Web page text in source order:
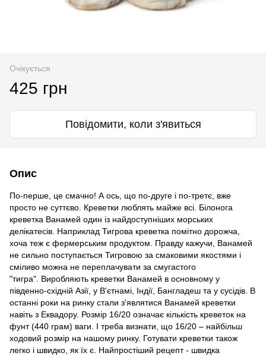
Очікується
425 грн
Повідомити, коли з'явиться
Опис
По-перше, це смачно! А ось, що по-друге і по-третє, вже
просто не суттєво. Креветки люблять майже всі. Білонога
креветка Ванамей один із найдоступніших морських
делікатесів. Наприклад Тигрова креветка помітно дорожча,
хоча теж є фермерським продуктом. Правду кажучи, Ванамей
не сильно поступається Тигровою за смаковими якостями і
сміливо можна не переплачувати за смугастого
"тигра". Виробляють креветки Ванамей в основному у
південно-східній Азії, у В'єтнамі, Індії, Бангладеш та у сусідів. В
останні роки на ринку стали з'являтися Ванамей креветки
навіть з Еквадору. Розмір 16/20 означає кількість креветок на
фунт (440 грам) ваги. І треба визнати, що 16/20 – найбільш
ходовий розмір на нашому ринку. Готувати креветки також
легко і швидко, як їх є. Найпростіший рецепт - швидка